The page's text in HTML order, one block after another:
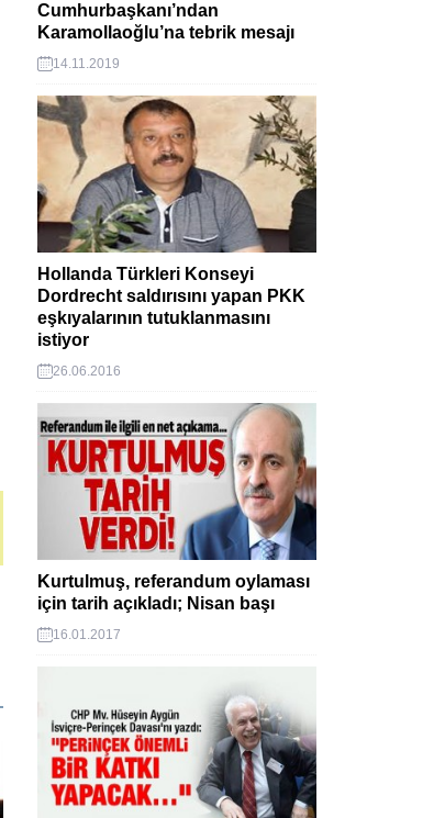
Cumhurbaşkanı’ndan
Karamollaoğlu’na tebrik mesajı
14.11.2019
Hollanda Türkleri Konseyi
Dordrecht saldırısını yapan PKK
eşkıyalarının tutuklanmasını
istiyor
26.06.2016
Kurtulmuş, referandum oylaması
için tarih açıkladı; Nisan başı
16.01.2017